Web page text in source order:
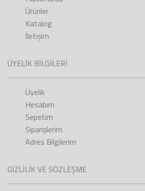
Ürünler
Katalog
İletişim
ÜYELİK BİLGİLERİ
Üyelik
Hesabım
Sepetim
Siparişlerim
Adres Bilgilerim
GİZLİLİK VE SÖZLEŞME